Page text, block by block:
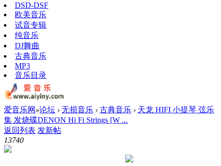
DSD-DSF
欧美音乐
试音专辑
纯音乐
DJ舞曲
古典音乐
MP3
音乐目录
爱音乐网 »论坛 › 无损音乐 › 古典音乐 › 天龙 HIFI 小提琴 弦乐
集 发烧碟DENON Hi Fi Strings [W ...
返回列表 发新帖
13740